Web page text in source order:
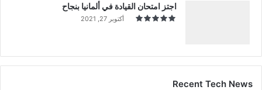
اجتز امتحان القيادة في ألمانيا بنجاح
أكتوبر 27, 2021
Recent Tech News